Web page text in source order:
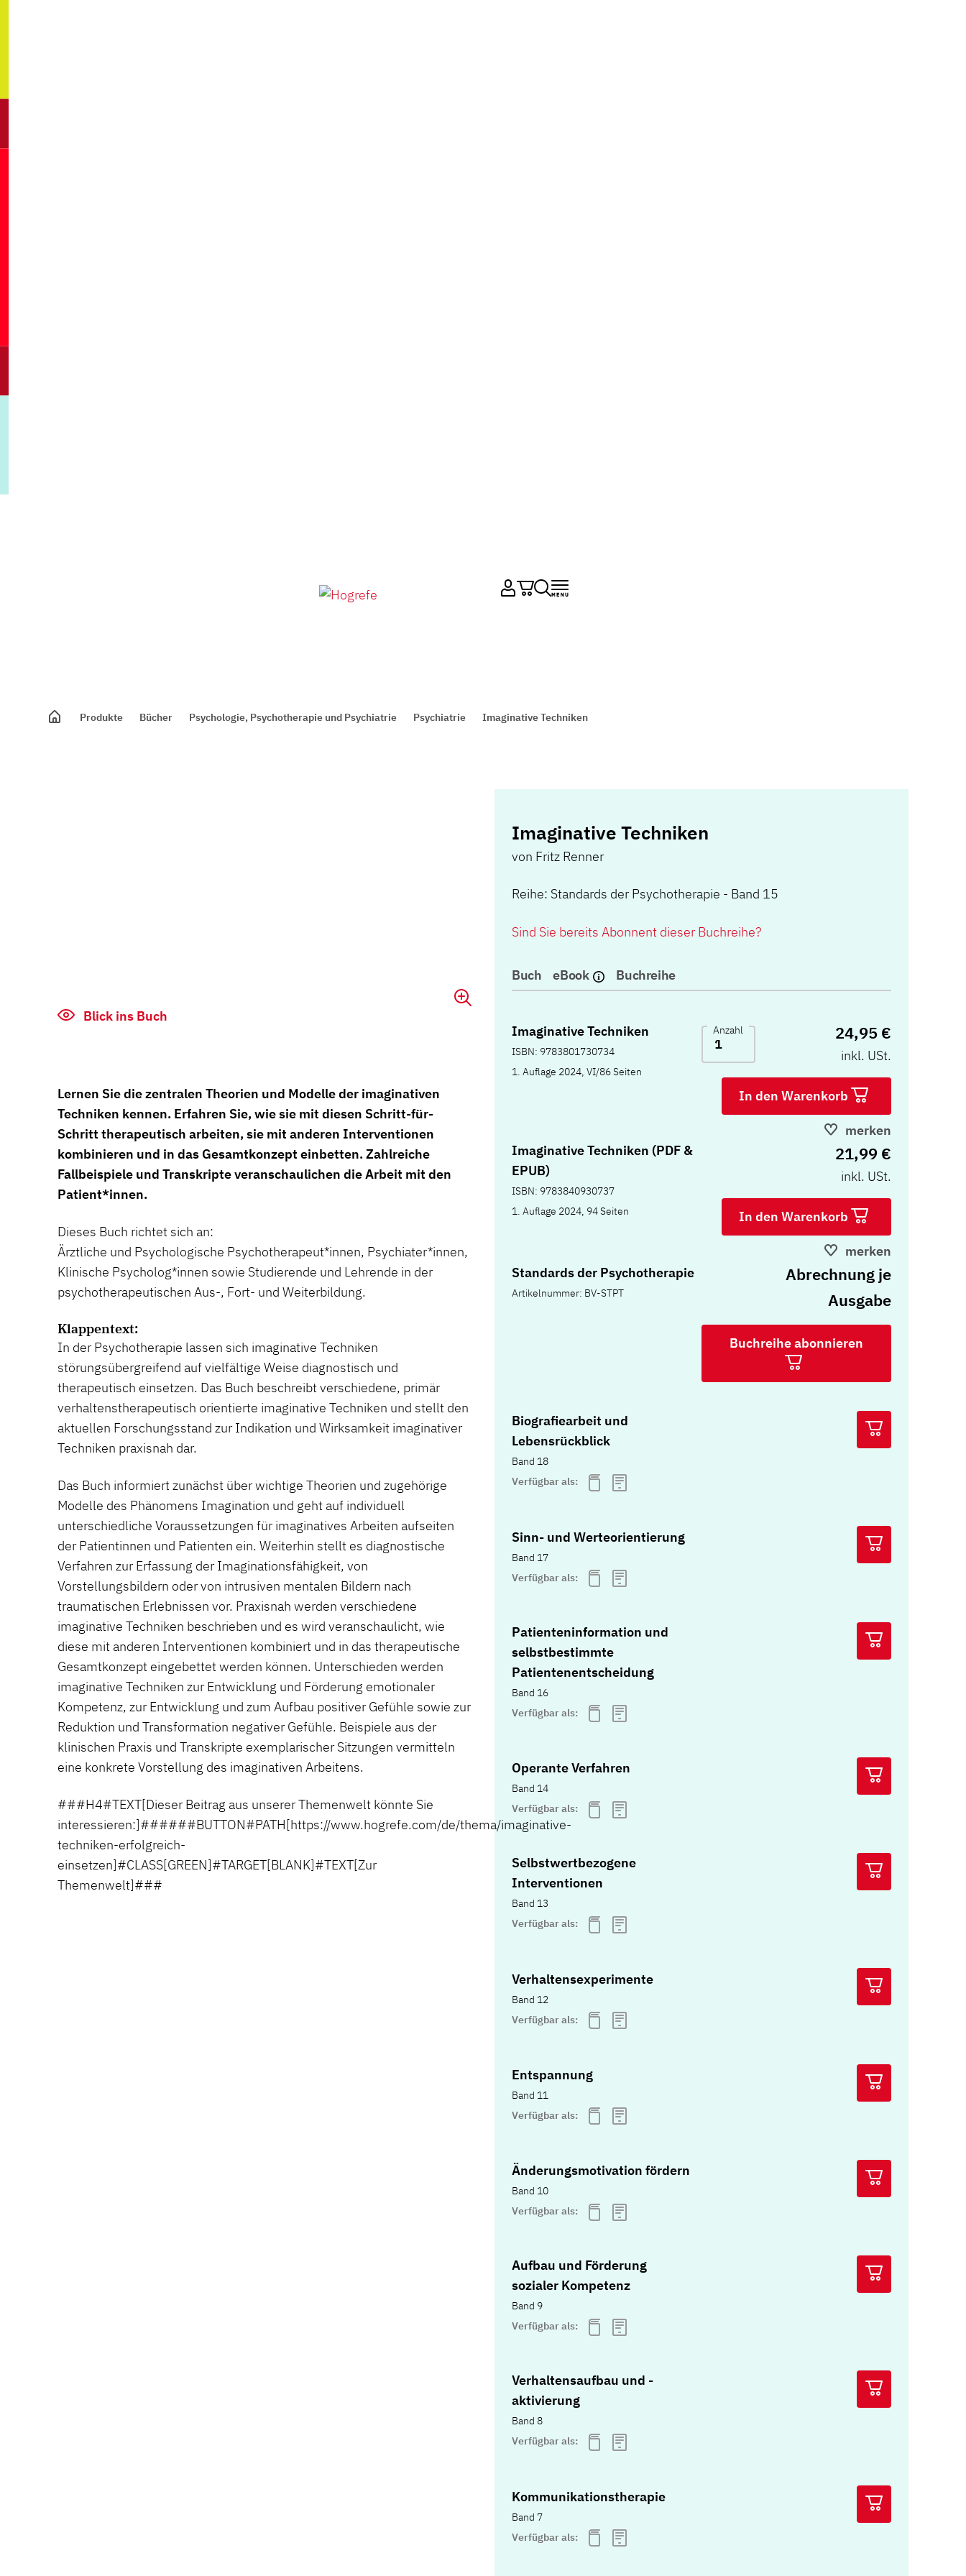
Produkte Bücher Psychologie, Psychotherapie und Psychiatrie Psychiatrie Imaginative Techniken
Imaginative Techniken
von Fritz Renner
Reihe: Standards der Psychotherapie - Band 15
Sind Sie bereits Abonnent dieser Buchreihe?
Buch eBook Buchreihe
Imaginative Techniken
ISBN: 9783801730734
1. Auflage 2024, VI/86 Seiten
Anzahl 24,95 €
inkl. USt.
In den Warenkorb
merken
Imaginative Techniken (PDF &
EPUB)
ISBN: 9783840930737
1. Auflage 2024, 94 Seiten
21,99 €
inkl. USt.
In den Warenkorb
merken
Standards der Psychotherapie
Artikelnummer: BV-STPT
Abrechnung je
Ausgabe
Buchreihe abonnieren
Biografiearbeit und
Lebensrückblick
Band 18
Verfügbar als:
Sinn- und Werteorientierung
Band 17
Verfügbar als:
Patienteninformation und
selbstbestimmte
Patientenentscheidung
Band 16
Verfügbar als:
Operante Verfahren
Band 14
Verfügbar als:
Selbstwertbezogene
Interventionen
Band 13
Verfügbar als:
Verhaltensexperimente
Band 12
Verfügbar als:
Entspannung
Band 11
Verfügbar als:
Änderungsmotivation fördern
Band 10
Verfügbar als:
Aufbau und Förderung
sozialer Kompetenz
Band 9
Verfügbar als:
Verhaltensaufbau und -
aktivierung
Band 8
Verfügbar als:
Kommunikationstherapie
Band 7
Verfügbar als:
Blick ins Buch
Lernen Sie die zentralen Theorien und Modelle der imaginativen
Techniken kennen. Erfahren Sie, wie sie mit diesen Schritt-für-
Schritt therapeutisch arbeiten, sie mit anderen Interventionen
kombinieren und in das Gesamtkonzept einbetten. Zahlreiche
Fallbeispiele und Transkripte veranschaulichen die Arbeit mit den
Patient*innen.
Dieses Buch richtet sich an:
Ärztliche und Psychologische Psychotherapeut*innen, Psychiater*innen,
Klinische Psycholog*innen sowie Studierende und Lehrende in der
psychotherapeutischen Aus-, Fort- und Weiterbildung.
Klappentext:
In der Psychotherapie lassen sich imaginative Techniken
störungsübergreifend auf vielfältige Weise diagnostisch und
therapeutisch einsetzen. Das Buch beschreibt verschiedene, primär
verhaltenstherapeutisch orientierte imaginative Techniken und stellt den
aktuellen Forschungsstand zur Indikation und Wirksamkeit imaginativer
Techniken praxisnah dar.
Das Buch informiert zunächst über wichtige Theorien und zugehörige
Modelle des Phänomens Imagination und geht auf individuell
unterschiedliche Voraussetzungen für imaginatives Arbeiten aufseiten
der Patientinnen und Patienten ein. Weiterhin stellt es diagnostische
Verfahren zur Erfassung der Imaginationsfähigkeit, von
Vorstellungsbildern oder von intrusiven mentalen Bildern nach
traumatischen Erlebnissen vor. Praxisnah werden verschiedene
imaginative Techniken beschrieben und es wird veranschaulicht, wie
diese mit anderen Interventionen kombiniert und in das therapeutische
Gesamtkonzept eingebettet werden können. Unterschieden werden
imaginative Techniken zur Entwicklung und Förderung emotionaler
Kompetenz, zur Entwicklung und zum Aufbau positiver Gefühle sowie zur
Reduktion und Transformation negativer Gefühle. Beispiele aus der
klinischen Praxis und Transkripte exemplarischer Sitzungen vermitteln
eine konkrete Vorstellung des imaginativen Arbeitens.
###H4#TEXT[Dieser Beitrag aus unserer Themenwelt könnte Sie
interessieren:]######BUTTON#PATH[https://www.hogrefe.com/de/thema/imaginative-
techniken-erfolgreich-
einsetzen]#CLASS[GREEN]#TARGET[BLANK]#TEXT[Zur
Themenwelt]###